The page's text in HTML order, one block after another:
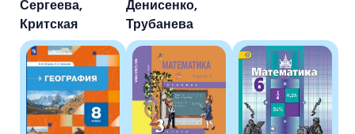
Сергеева,
Критская
Денисенко,
Трубанева